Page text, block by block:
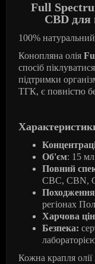
Full
CBD для
100%
Конопляна олія
спосіб
підтримки
ТГК, є повністю
Об'єм: 15
Повний
CBC, CBN,
регіонах
Харчова
Безпека:
Кожна крапля